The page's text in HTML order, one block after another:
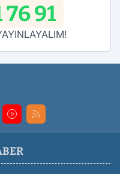
91